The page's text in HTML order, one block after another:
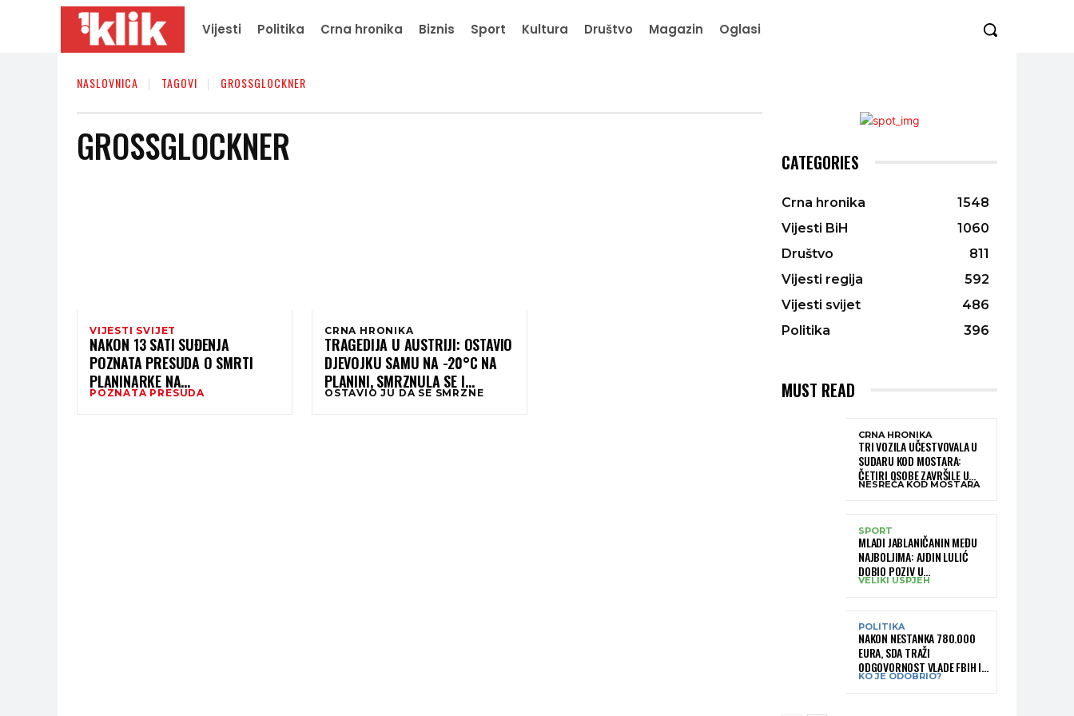
Vijesti Politika Crna hronika Biznis Sport Kultura Društvo Magazin Oglasi
NASLOVNICA TAGOVI GROSSGLOCKNER
GROSSGLOCKNER
VIJESTI SVIJET
NAKON 13 SATI SUĐENJA
POZNATA PRESUDA O SMRTI
PLANINARKE NA
GROSSGLOCKNERU
POZNATA PRESUDA
CRNA HRONIKA
TRAGEDIJA U AUSTRIJI: OSTAVIO
DJEVOJKU SAMU NA -20°C NA
PLANINI, SMRZNULA SE I
PREMINULA
OSTAVIO JU DA SE SMRZNE
CATEGORIES
Crna hronika
1548
Vijesti BiH
1060
Društvo
811
Vijesti regija
592
Vijesti svijet
486
Politika
396
MUST READ
CRNA HRONIKA
TRI VOZILA UČESTVOVALA U
SUDARU KOD MOSTARA:
ČETIRI OSOBE ZAVRŠILE U
BOLNICI
NESREĆA KOD MOSTARA
SPORT
MLADI JABLANIČANIN MEĐU
NAJBOLJIMA: AJDIN LULIĆ
DOBIO POZIV U
REPREZENTACIJU BIH –
VELIKI USPJEH
POLITIKA
NAKON NESTANKA 780.000
EURA, SDA TRAŽI
ODGOVORNOST VLADE FBIH I
RUKOVODSTVA IGMANA
KO JE ODOBRIO?